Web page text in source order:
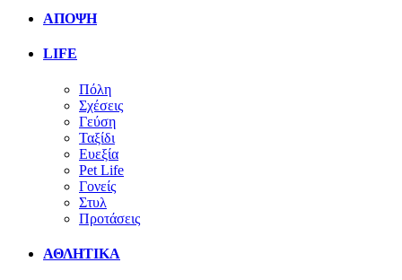
ΑΠΟΨΗ
LIFE
Πόλη
Σχέσεις
Γεύση
Ταξίδι
Ευεξία
Pet Life
Γονείς
Στυλ
Προτάσεις
ΑΘΛΗΤΙΚΑ